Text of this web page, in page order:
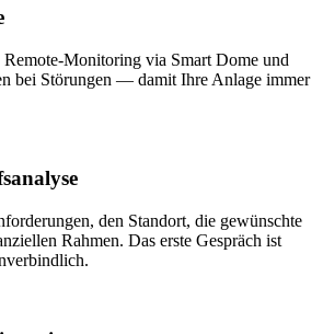
Monitoring via Smart Dome und
bei Störungen — damit Ihre Anlage immer
den Standort, die gewünschte
Rahmen. Das erste Gespräch ist